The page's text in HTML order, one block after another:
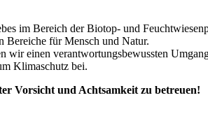
im Bereich der Biotop- und
Bereiche für Mensch und Natur.
wir einen verantwortungsbewussten
Klimaschutz bei.
Vorsicht und Achtsamkeit zu betreuen!